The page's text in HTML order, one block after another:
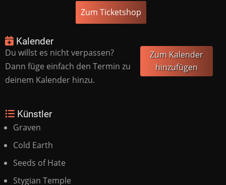
Zum Ticketshop
Kalender
Du willst es nicht verpassen?
Dann füge einfach den Termin zu
deinem Kalender hinzu.
Zum Kalender
hinzufügen
Künstler
Graven
Cold Earth
Seeds of Hate
Stygian Temple